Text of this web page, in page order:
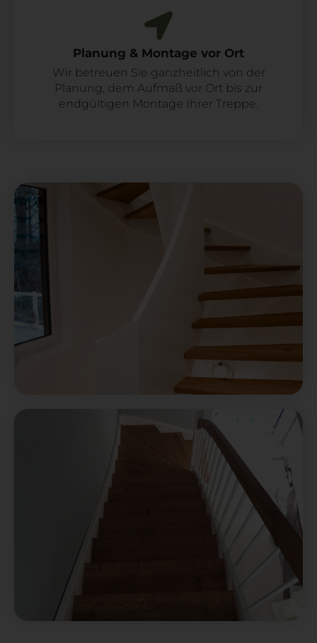
Planung & Montage vor Ort
Wir betreuen Sie ganzheitlich von der
Planung, dem Aufmaß vor Ort bis zur
endgültigen Montage Ihrer Treppe.